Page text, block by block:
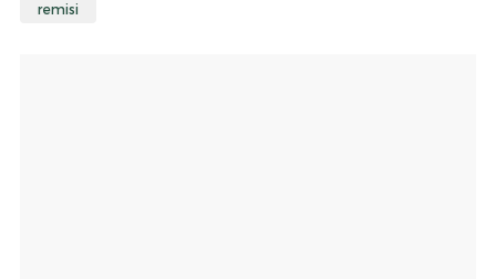
remisi